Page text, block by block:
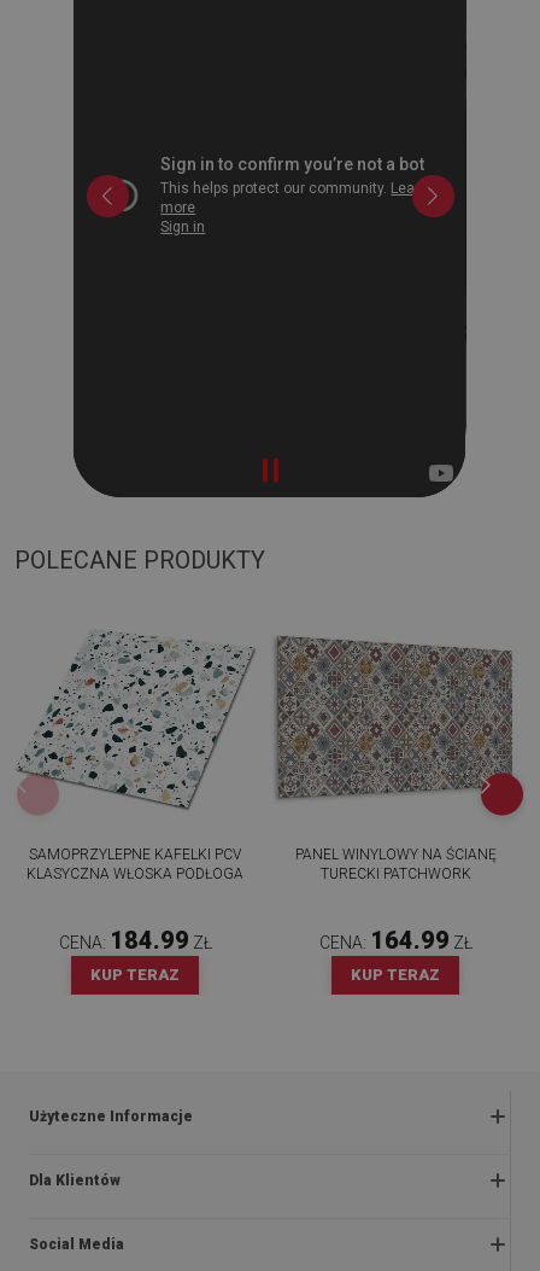
POLECANE PRODUKTY
SAMOPRZYLEPNE KAFELKI PCV
KLASYCZNA WŁOSKA PODŁOGA
CENA: 184.99 ZŁ
KUP TERAZ
PANEL WINYLOWY NA ŚCIANĘ
TURECKI PATCHWORK
CENA: 164.99 ZŁ
KUP TERAZ
Użyteczne Informacje
Zwroty i reklamacje
Polityka prywatności i cookies
Dla Klientów
O nas
Social Media